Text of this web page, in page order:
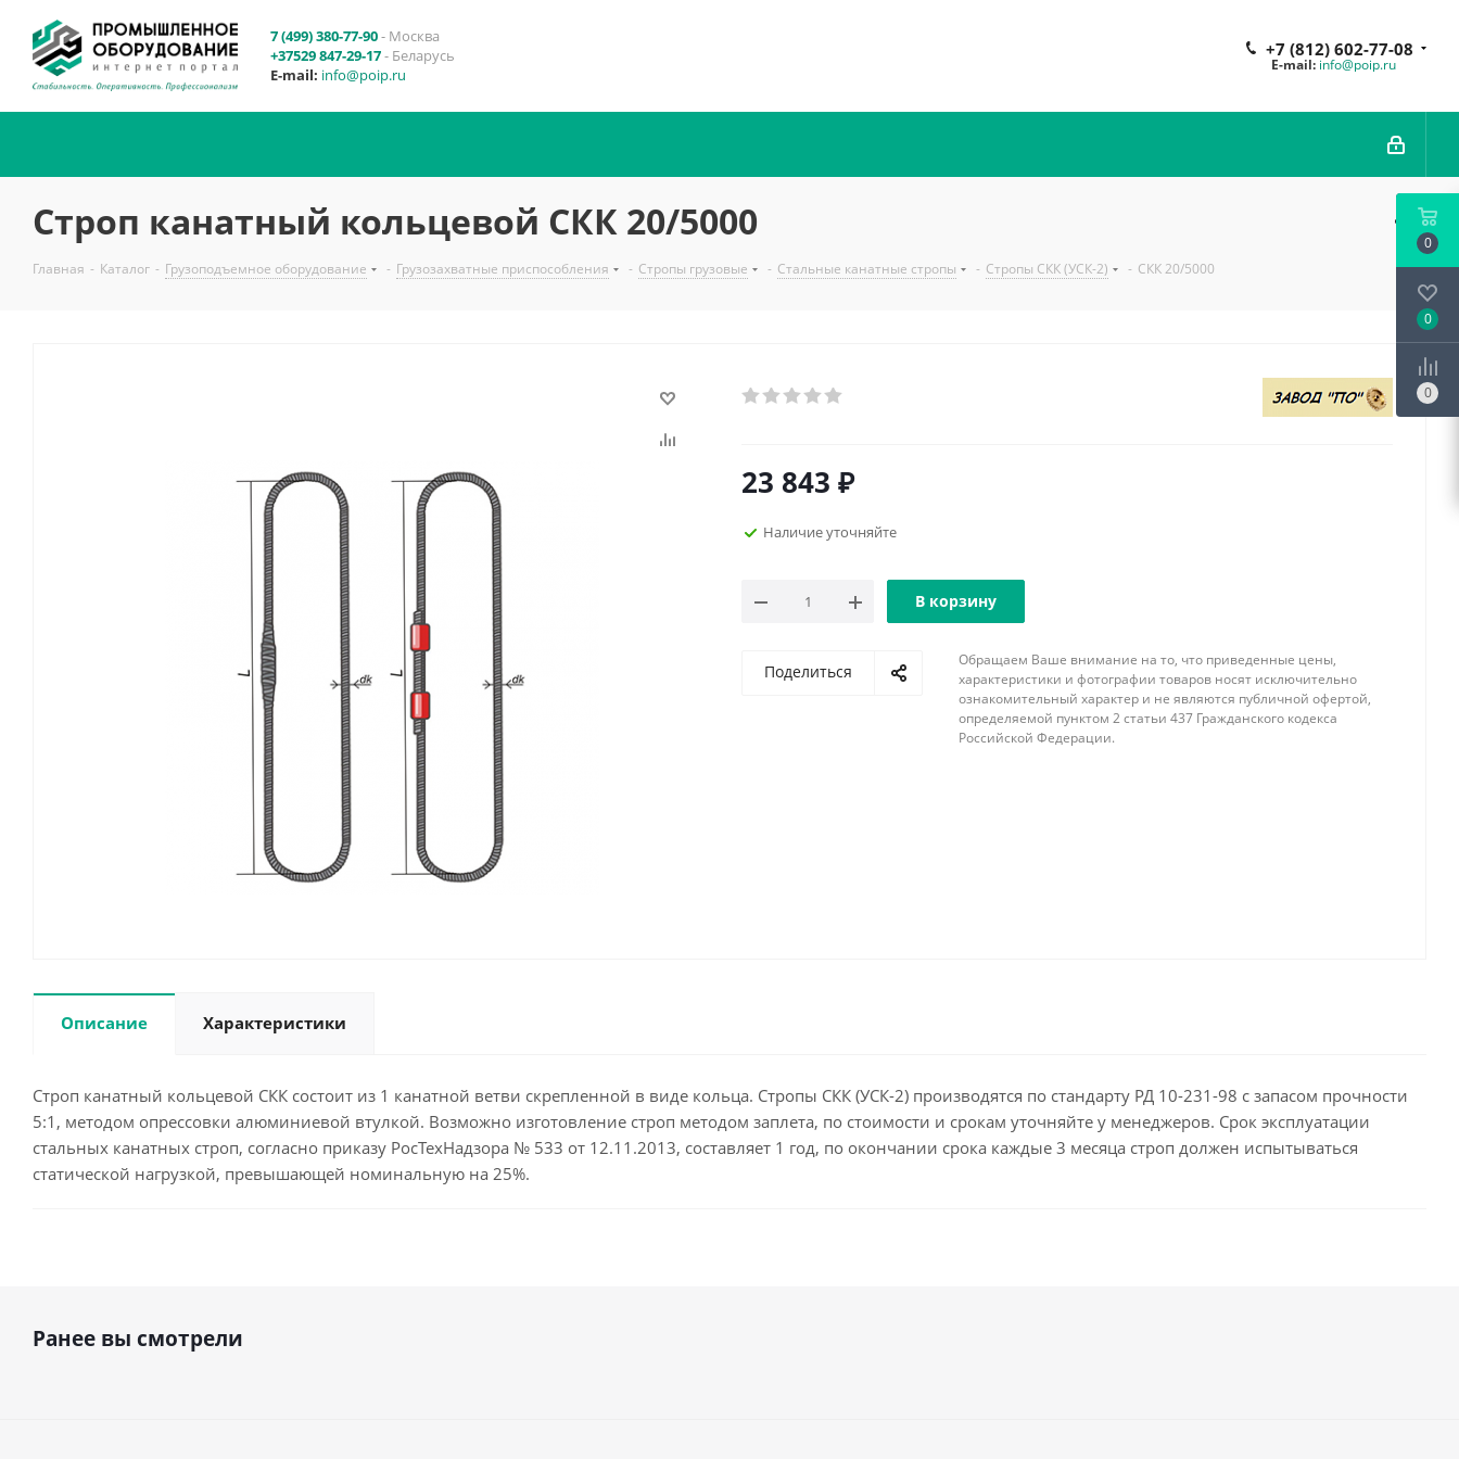
7 (499) 380-77-90- Москва
+37529 847-29-17- Беларусь
E-mail: info@poip.ru
+7 (812) 602-77-08
E-mail: info@poip.ru
Строп канатный кольцевой СКК 20/5000
Главная - Каталог - Грузоподъемное оборудование - Грузозахватные приспособления - Стропы грузовые - Стальные канатные стропы - Стропы СКК (УСК-2) - СКК 20/5000
23 843 ₽
Наличие уточняйте
В корзину
Поделиться
Обращаем Ваше внимание на то, что приведенные цены,
характеристики и фотографии товаров носят исключительно
ознакомительный характер и не являются публичной офертой,
определяемой пунктом 2 статьи 437 Гражданского кодекса
Российской Федерации.
Описание Характеристики
Строп канатный кольцевой СКК состоит из 1 канатной ветви скрепленной в виде кольца. Стропы СКК (УСК-2) производятся по стандарту РД 10-231-98 с запасом прочности
5:1, методом опрессовки алюминиевой втулкой. Возможно изготовление строп методом заплета, по стоимости и срокам уточняйте у менеджеров. Срок эксплуатации
стальных канатных строп, согласно приказу РосТехНадзора № 533 от 12.11.2013, составляет 1 год, по окончании срока каждые 3 месяца строп должен испытываться
статической нагрузкой, превышающей номинальную на 25%.
Ранее вы смотрели
0
0
0